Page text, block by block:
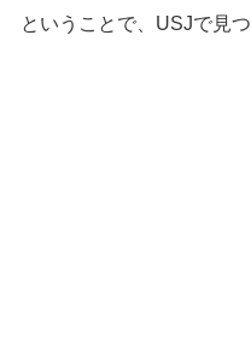
ということで、USJで見